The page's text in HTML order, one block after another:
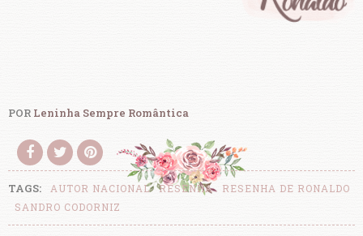
POR Leninha Sempre Romântica
TAGS: AUTOR NACIONAL RESENHA
RESENHA DE RONALDO
SANDRO CODORNIZ